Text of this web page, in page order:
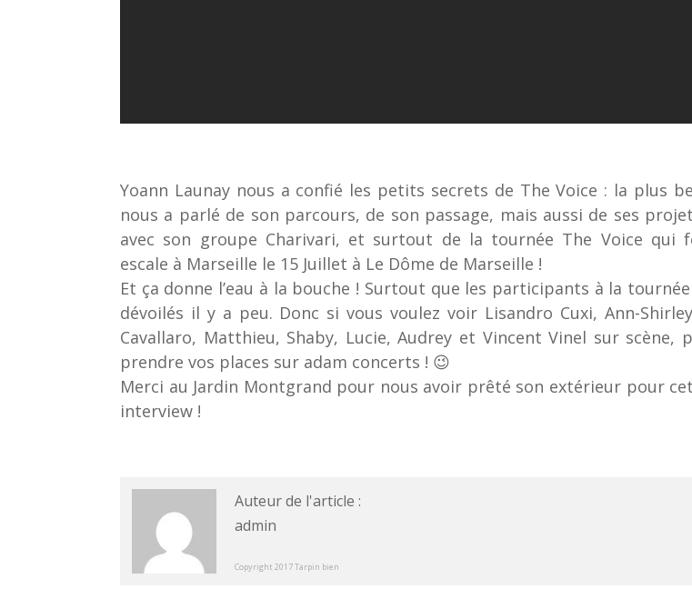
Yoann Launay​ nous a confié les petits secrets de The Voice : la plus
nous a parlé de son parcours, de son passage, mais aussi de ses
avec son groupe Charivari​, et surtout de la tournée The Voice​ qui
escale à Marseille le 15 Juillet à Le Dôme de Marseille​ !
Et ça donne l’eau à la bouche ! Surtout que les participants à la
dévoilés il y a peu. Donc si vous voulez voir Lisandro Cuxi, Ann-
Cavallaro, Matthieu, Shaby, Lucie, Audrey et Vincent Vinel sur scène,
prendre vos places sur adam concerts​ ! 😉
Merci au Jardin Montgrand​ pour nous avoir prêté son extérieur pour
interview !
Auteur de l'article :
admin
Copyright 2017 Tarpin bien